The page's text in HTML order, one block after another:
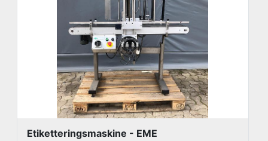
Etiketteringsmaskine - EME